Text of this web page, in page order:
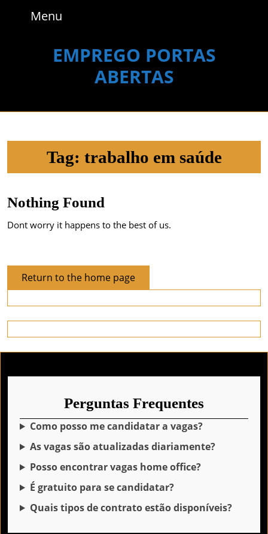
Menu
EMPREGO PORTAS
ABERTAS
Tag: trabalho em saúde
Nothing Found
Dont worry it happens to the best of us.
Return to the home pageReturn
to
the
home
page
Perguntas Frequentes
Como posso me candidatar a vagas?
As vagas são atualizadas diariamente?
Posso encontrar vagas home office?
É gratuito para se candidatar?
Quais tipos de contrato estão disponíveis?